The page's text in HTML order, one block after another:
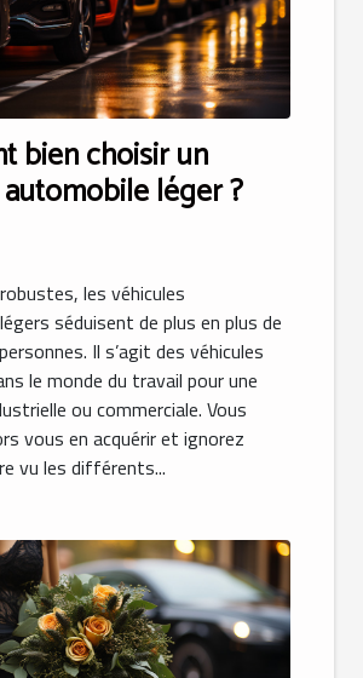
bien choisir un
léger ?
les véhicules
séduisent de plus en plus de
Il s’agit des véhicules
le monde du travail pour une
ou commerciale. Vous
vous en acquérir et ignorez
vu les différents...